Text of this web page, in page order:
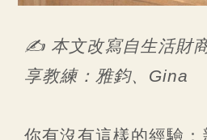
✍️ 本文改寫自生活財
享教練：雅鈞、Gina
你有沒有這樣的經驗